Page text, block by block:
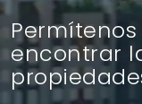
encontrar